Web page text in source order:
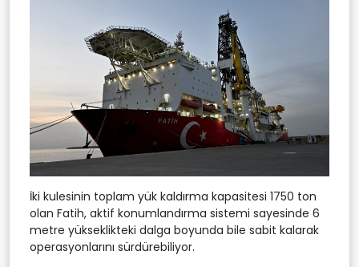
İki kulesinin toplam yük kaldırma kapasitesi 1750 ton
olan Fatih, aktif konumlandırma sistemi sayesinde 6
metre yükseklikteki dalga boyunda bile sabit kalarak
operasyonlarını sürdürebiliyor.